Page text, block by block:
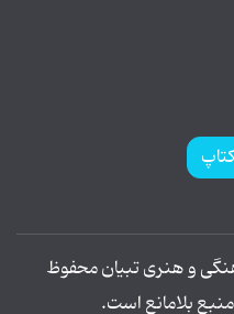
و هنری تبیان محفوظ
بلامانع است.